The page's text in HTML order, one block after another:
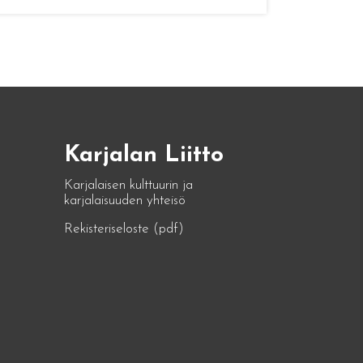
Karjalan Liitto
Karjalaisen kulttuurin ja
karjalaisuuden yhteisö
Rekisteriseloste (pdf)